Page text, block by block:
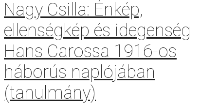
Nagy Csilla: Énkép,
ellenségkép és idegenség
Hans Carossa 1916-os
háborús naplójában
(tanulmány)